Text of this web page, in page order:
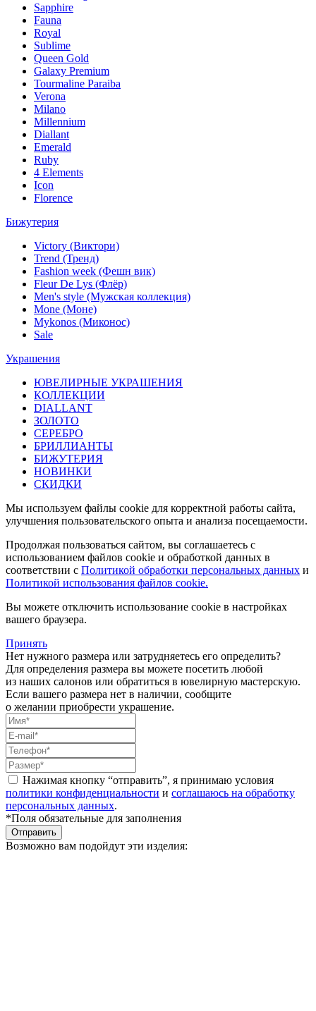
Sapphire
Fauna
Royal
Sublime
Queen Gold
Galaxy Premium
Tourmaline Paraiba
Verona
Milano
Millennium
Diallant
Emerald
Ruby
4 Elements
Icon
Florence
Бижутерия
Victory (Виктори)
Trend (Тренд)
Fashion week (Фешн вик)
Fleur De Lys (Флёр)
Men's style (Мужская коллекция)
Mone (Моне)
Mykonos (Миконос)
Sale
Украшения
ЮВЕЛИРНЫЕ УКРАШЕНИЯ
КОЛЛЕКЦИИ
DIALLANT
ЗОЛОТО
СЕРЕБРО
БРИЛЛИАНТЫ
БИЖУТЕРИЯ
НОВИНКИ
СКИДКИ
Мы используем файлы cookie для корректной работы сайта,
улучшения пользовательского опыта и анализа посещаемости.
Продолжая пользоваться сайтом, вы соглашаетесь с
использованием файлов cookie и обработкой данных в
соответствии с Политикой обработки персональных данных и
Политикой использования файлов cookie.
Вы можете отключить использование cookie в настройках
вашего браузера.
Принять
Нет нужного размера или затрудняетесь его определить?
Для определения размера вы можете посетить любой
из наших салонов или обратиться в ювелирную мастерскую.
Если вашего размера нет в наличии, сообщите
о желании приобрести украшение.
Нажимая кнопку “отправить”, я принимаю условия
политики конфиденциальности и соглашаюсь на обработку
персональных данных.
*Поля обязательные для заполнения
Отправить
Возможно вам подойдут эти изделия: